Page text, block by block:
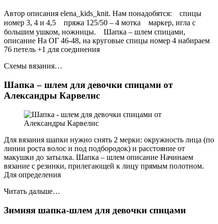
Автор описания elena_kids_knit. Нам понадобятся:⠀ спицы
номер 3, 4 и 4,5⠀ пряжа 125/50 – 4 мотка⠀ маркер, игла с
большим ушком, ножницы.⠀ Шапка – шлем спицами,
описание На ОГ 46-48, на круговые спицы номер 4 набираем
76 петель +1 для соединения
Схемы вязания…
Шапка – шлем для девочки спицами от
Александры Карвелис
Для вязания шапки нужно снять 2 мерки: окружность лица (по
линии роста волос и под подбородок) и расстояние от
макушки до затылка. Шапка – шлем описание Начинаем
вязание с резинки, прилегающей к лицу прямым полотном.
Для определения
Читать дальше…
Зимняя шапка-шлем для девочки спицами